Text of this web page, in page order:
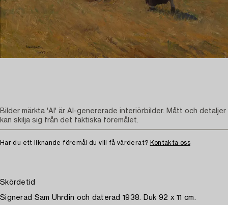
Har du ett liknande föremål du vill få värderat? Kontakta oss
Skördetid
Signerad Sam Uhrdin och daterad 1938. Duk 92 x 11 cm.
Bilder märkta 'AI' är AI-genererade interiörbilder. Mått och detaljer
kan skilja sig från det faktiska föremålet.